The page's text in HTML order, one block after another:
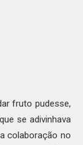
fruto pudesse,
se adivinhava
colaboração no